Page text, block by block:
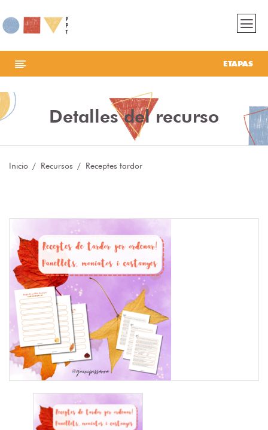
ETAPAS
Detalles del recurso
Inicio Recursos Receptes tardor